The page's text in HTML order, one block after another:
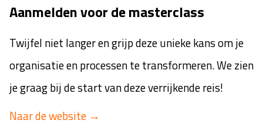
Aanmelden voor de masterclass
Twijfel niet langer en grijp deze unieke kans om je
organisatie en processen te transformeren. We zien
je graag bij de start van deze verrijkende reis!
Naar de website →